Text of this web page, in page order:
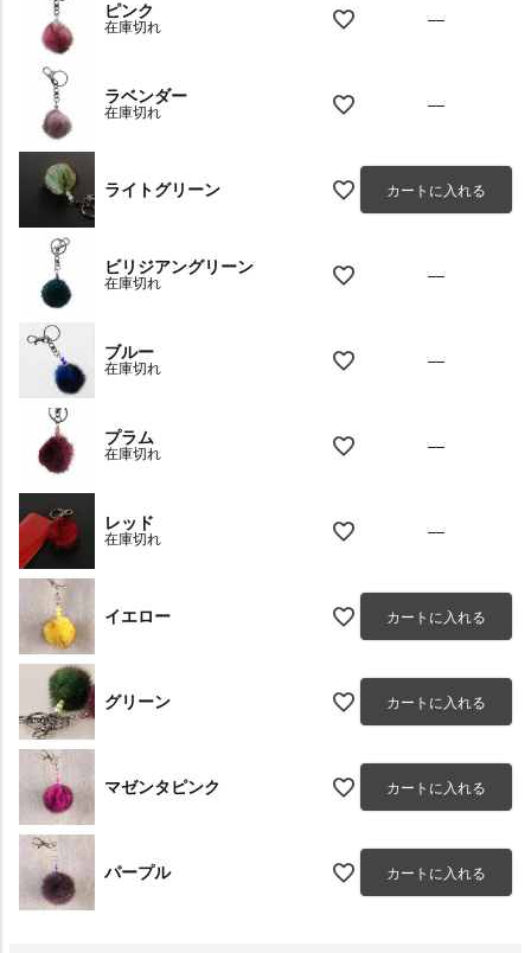
ピンク
在庫切れ —
ラベンダー
在庫切れ —
ライトグリーン カートに入れる
ビリジアングリーン
在庫切れ —
ブルー
在庫切れ —
プラム
在庫切れ —
レッド
在庫切れ —
イエロー カートに入れる
グリーン カートに入れる
マゼンタピンク カートに入れる
パープル カートに入れる